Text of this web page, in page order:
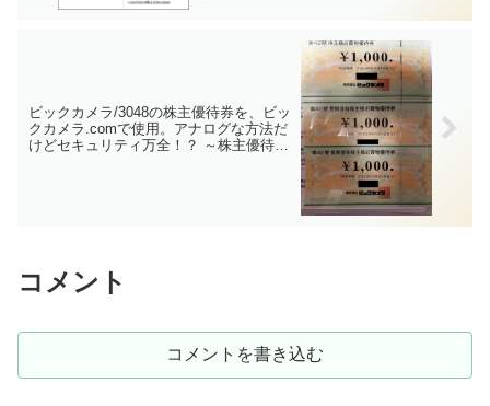
ビックカメラ/3048の株主優待券を、ビッ
クカメラ.comで使用。アナログな方法だ
けどセキュリティ万全！？ ～株主優待券
コメント
コメントを書き込む